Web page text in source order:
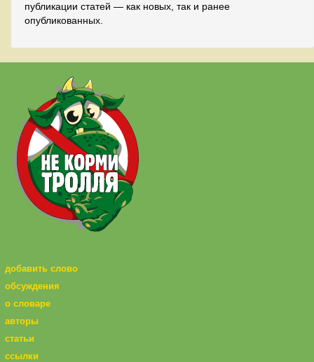
публикации статей — как новых, так и ранее
опубликованных.
добавить слово
обсуждения
о словаре
авторы
статьи
ссылки